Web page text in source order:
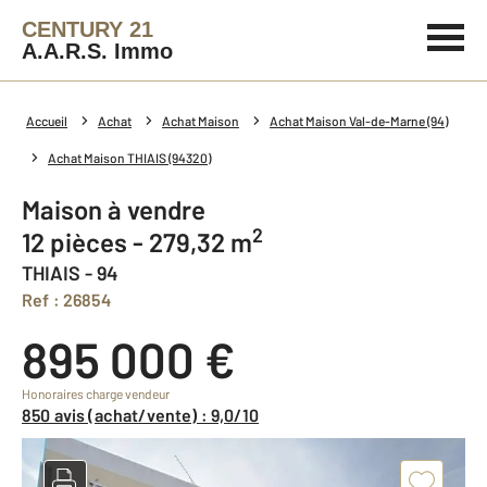
CENTURY 21
A.A.R.S. Immo
Accueil Achat Achat Maison Achat Maison Val-de-Marne (94)
Achat Maison THIAIS (94320)
Maison à vendre
12 pièces - 279,32 m2
THIAIS - 94
Ref : 26854
895 000 €
Honoraires charge vendeur
850 avis (achat/vente) : 9,0/10